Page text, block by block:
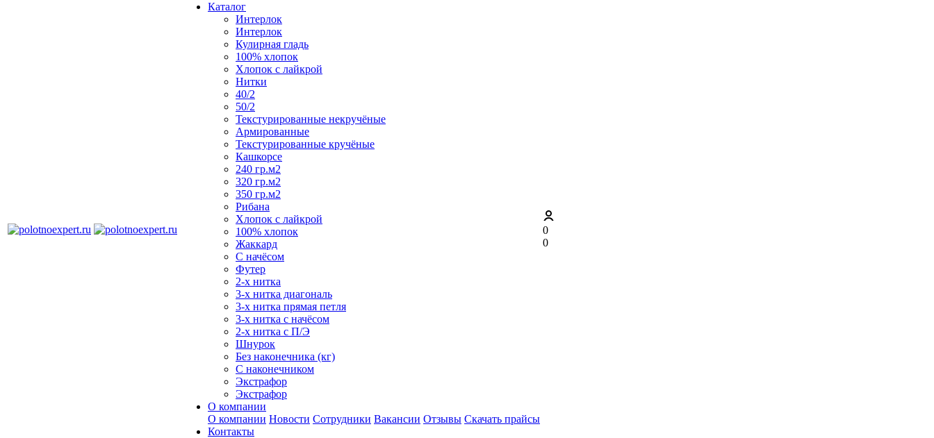
Каталог
Интерлок
Интерлок
Кулирная гладь
100% хлопок
Хлопок с лайкрой
Нитки
40/2
50/2
Текстурированные некручёные
Армированные
Текстурированные кручёные
Кашкорсе
240 гр.м2
320 гр.м2
350 гр.м2
Рибана
Хлопок с лайкрой
100% хлопок
Жаккард
С начёсом
Футер
2-х нитка
3-х нитка диагональ
3-х нитка прямая петля
3-х нитка с начёсом
2-х нитка с П/Э
Шнурок
Без наконечника (кг)
С наконечником
Экстрафор
Экстрафор
О компании
О компании Новости Сотрудники Вакансии Отзывы Скачать прайсы
Контакты
0
0